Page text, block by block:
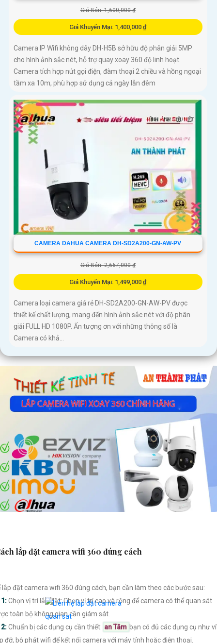
Giá Bán: 1,600,000 ₫
Giá Khuyến Mại: 1,400,000 ₫
Camera IP Wifi không dây DH-H5B sở hữu độ phân giải 5MP
cho hình ảnh sắc nét, hỗ trợ quay xoay 360 độ linh hoạt.
Camera tích hợp nút gọi điện, đàm thoại 2 chiều và hồng ngoại
tầm xa 10m, phù hợp sử dụng cả ngày lẫn đêm
CAMERA DAHUA CAMERA DH-SD2A200-GN-AW-PV
Giá Bán: 2,667,000 ₫
Giá Khuyến Mại: 1,499,000 ₫
Camera loại camera giá rẻ DH-SD2A200-GN-AW-PV được
thiết kế chất lượng, mang đến hình ảnh sắc nét với độ phân
giải FULL HD 1080P. Ấn tượng ơn với những thông số là
Camera có khả...
lắp đặt camera wifi 360 đúng cách
lắp đặt camera wifi 360 đúng cách, bạn cần làm theo các bước sau:
1:Chọn vị trí lắp đặt: Chọn vị trí cao và rộng để camera có thể quan sát
toàn bộ không gian cần giám sát.
2:Chuẩn bị các dụng cụ cần thiết: an Tâm bạn có đủ các dụng cụ như
đỡ, bộ phát wifi để kết nối camera với máy tính hoặc điện thoại.